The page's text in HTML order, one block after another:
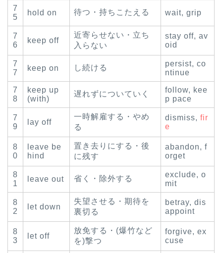
7
5
hold on 待つ・持ちこたえる wait, grip
7
6
keep off
近寄らせない・立ち
入らない
stay off, av
oid
7
7
keep on し続ける
persist, co
ntinue
7
8
keep up
(with)
遅れずについていく
follow, kee
p pace
7
9
lay off
一時解雇する・やめ
る
dismiss, fir
e
8
0
leave be
hind
置き去りにする・後
に残す
abandon, f
orget
8
1
leave out 省く・除外する
exclude, o
mit
8
2
let down
失望させる・期待を
裏切る
betray, dis
appoint
8
3
let off
放免する・(爆竹など
を)撃つ
forgive, ex
cuse